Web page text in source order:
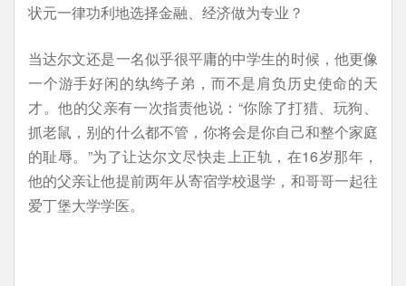
状元一律功利地选择金融、经济做为专业？
当达尔文还是一名似乎很平庸的中学生的时候，他更像
一个游手好闲的纨绔子弟，而不是肩负历史使命的天
才。他的父亲有一次指责他说：“你除了打猎、玩狗、
抓老鼠，别的什么都不管，你将会是你自己和整个家庭
的耻辱。”为了让达尔文尽快走上正轨，在16岁那年，
他的父亲让他提前两年从寄宿学校退学，和哥哥一起往
爱丁堡大学学医。